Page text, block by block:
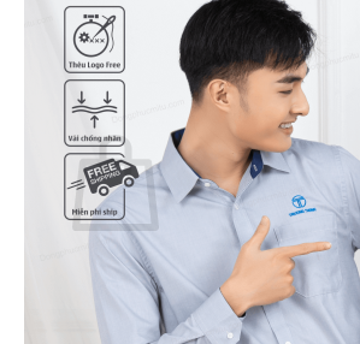
Quay trở lại cửa hàng
0
Giỏ hàng
Chưa có sản phẩm trong giỏ hàng.
Quay trở lại cửa hàng